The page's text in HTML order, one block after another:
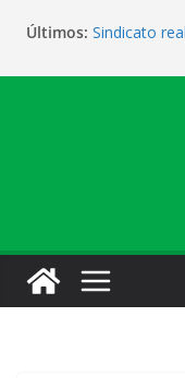
Últimos: Sindicato
cobradores
qualificação
Sindicato
cobradores